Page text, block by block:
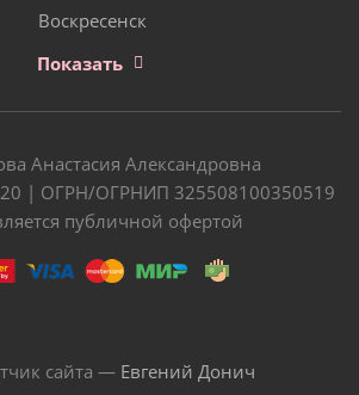
Воскресенск
Показать
Анастасия Александровна
| ОГРН/ОГРНИП 325508100350519
публичной офертой
сайта — Евгений Донич